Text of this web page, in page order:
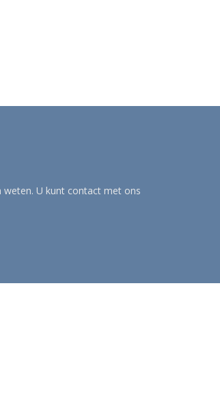
U kunt contact met ons